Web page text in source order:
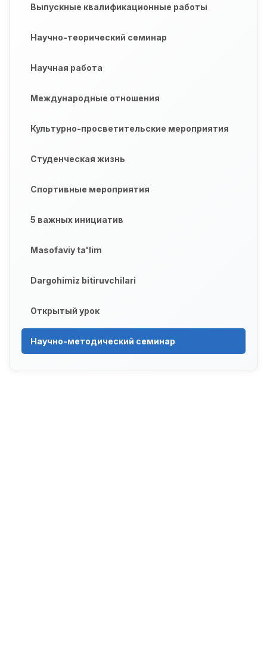
Выпускные квалификационные работы
Научно-теорический семинар
Научная работа
Международные отношения
Культурно-просветительские мероприятия
Студенческая жизнь
Спортивные мероприятия
5 важных инициатив
Masofaviy ta'lim
Dargohimiz bitiruvchilari
Открытый урок
Научно-методический семинар